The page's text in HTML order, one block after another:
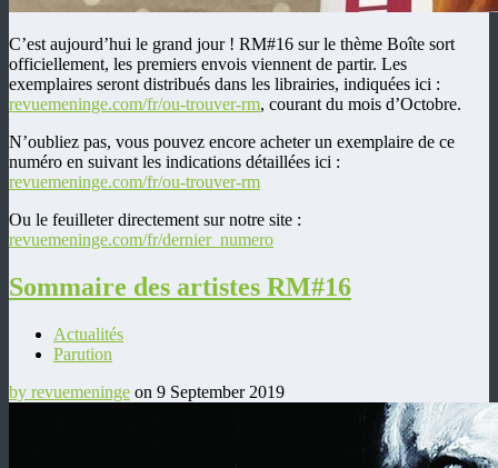
C’est aujourd’hui le grand jour ! RM#16 sur le thème Boîte sort
officiellement, les premiers envois viennent de partir. Les
exemplaires seront distribués dans les librairies, indiquées ici :
revuemeninge.com/fr/ou-trouver-rm, courant du mois d’Octobre.
N’oubliez pas, vous pouvez encore acheter un exemplaire de ce
numéro en suivant les indications détaillées ici :
revuemeninge.com/fr/ou-trouver-rm
Ou le feuilleter directement sur notre site :
revuemeninge.com/fr/dernier_numero
Sommaire des artistes RM#16
Actualités
Parution
by revuemeninge on 9 September 2019